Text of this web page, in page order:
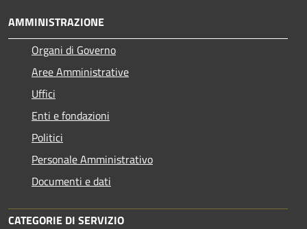
AMMINISTRAZIONE
Organi di Governo
Aree Amministrative
Uffici
Enti e fondazioni
Politici
Personale Amministrativo
Documenti e dati
CATEGORIE DI SERVIZIO